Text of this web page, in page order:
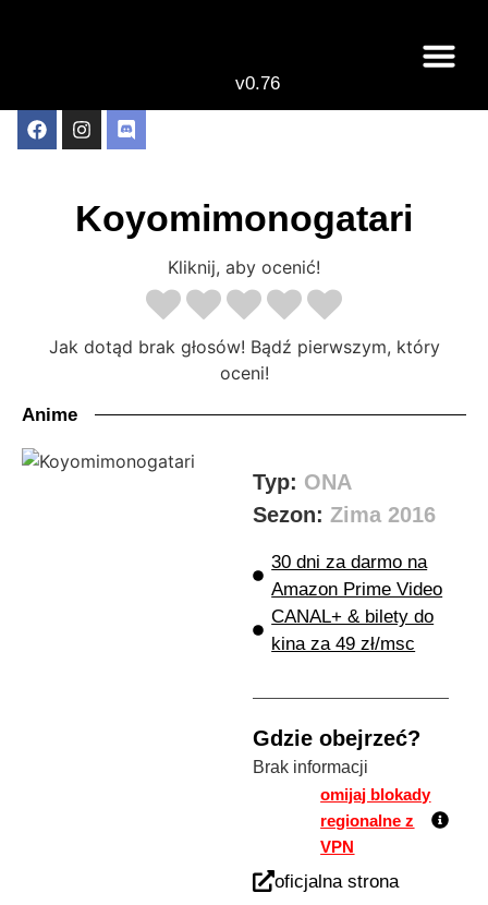
v0.76
Koyomimonogatari
Kliknij, aby ocenić!
Jak dotąd brak głosów! Bądź pierwszym, który
oceni!
Anime
Typ: ONA
Sezon: Zima 2016
30 dni za darmo na
Amazon Prime Video
CANAL+ & bilety do
kina za 49 zł/msc
Gdzie obejrzeć?
Brak informacji
omijaj blokady
regionalne z
VPN
oficjalna strona